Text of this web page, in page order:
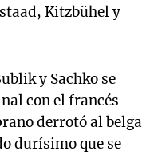
Kitzbühel y
y Sachko se
con el francés
derrotó al belga
durísimo que se